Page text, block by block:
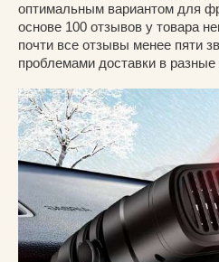
оптимальным вариантом для
основе 100 отзывов у товара
почти все отзывы менее пяти
проблемами доставки в разные